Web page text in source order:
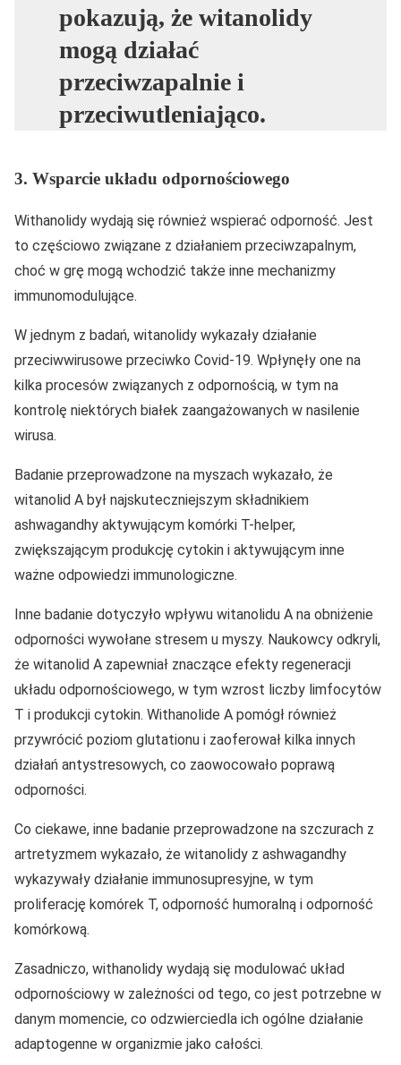
pokazują, że witanolidy
mogą działać
przeciwzapalnie i
przeciwutleniająco.
3. Wsparcie układu odpornościowego
Withanolidy wydają się również wspierać odporność. Jest
to częściowo związane z działaniem przeciwzapalnym,
choć w grę mogą wchodzić także inne mechanizmy
immunomodulujące.
W jednym z badań, witanolidy wykazały działanie
przeciwwirusowe przeciwko Covid-19. Wpłynęły one na
kilka procesów związanych z odpornością, w tym na
kontrolę niektórych białek zaangażowanych w nasilenie
wirusa.
Badanie przeprowadzone na myszach wykazało, że
witanolid A był najskuteczniejszym składnikiem
ashwagandhy aktywującym komórki T-helper,
zwiększającym produkcję cytokin i aktywującym inne
ważne odpowiedzi immunologiczne.
Inne badanie dotyczyło wpływu witanolidu A na obniżenie
odporności wywołane stresem u myszy. Naukowcy odkryli,
że witanolid A zapewniał znaczące efekty regeneracji
układu odpornościowego, w tym wzrost liczby limfocytów
T i produkcji cytokin. Withanolide A pomógł również
przywrócić poziom glutationu i zaoferował kilka innych
działań antystresowych, co zaowocowało poprawą
odporności.
Co ciekawe, inne badanie przeprowadzone na szczurach z
artretyzmem wykazało, że witanolidy z ashwagandhy
wykazywały działanie immunosupresyjne, w tym
proliferację komórek T, odporność humoralną i odporność
komórkową.
Zasadniczo, withanolidy wydają się modulować układ
odpornościowy w zależności od tego, co jest potrzebne w
danym momencie, co odzwierciedla ich ogólne działanie
adaptogenne w organizmie jako całości.